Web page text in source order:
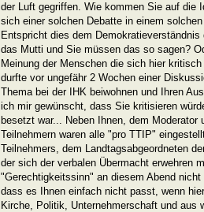
der Luft gegriffen. Wie kommen Sie auf die
sich einer solchen Debatte in einem
Entspricht dies dem
das Mutti und Sie müssen das so sagen?
Meinung der Menschen die sich hier
durfte vor ungefähr 2 Wochen einer
Thema bei der IHK beiwohnen und Ihren
ich mir gewünscht, dass Sie kritisieren
besetzt war... Neben Ihnen, dem Moderator
Teilnehmern waren alle "pro TTIP"
Teilnehmers, dem Landtagsabgeordneten
der sich der verbalen Übermacht erwehren
"Gerechtigkeitssinn" an diesem Abend
dass es Ihnen einfach nicht passt, wenn
Kirche, Politik, Unternehmerschaft und aus